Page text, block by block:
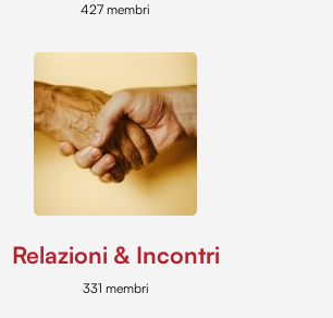
427 membri
Relazioni & Incontri
331 membri